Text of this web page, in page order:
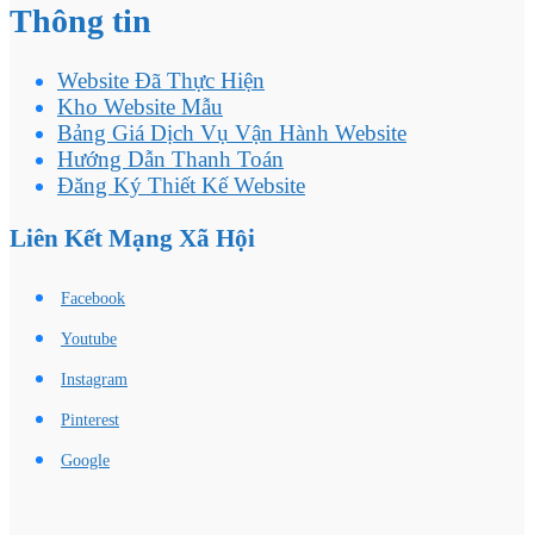
Thông tin
Website Đã Thực Hiện
Kho Website Mẫu
Bảng Giá Dịch Vụ Vận Hành Website
Hướng Dẫn Thanh Toán
Đăng Ký Thiết Kế Website
Liên Kết Mạng Xã Hội
Facebook
Youtube
Instagram
Pinterest
Google